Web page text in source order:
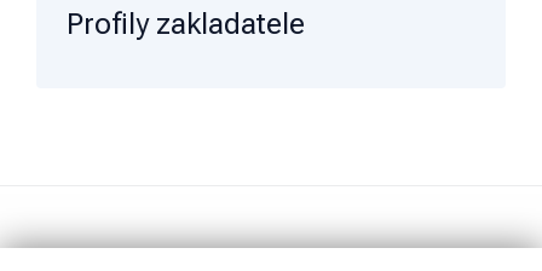
Profily zakladatele